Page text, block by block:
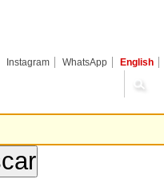
Instagram WhatsApp English